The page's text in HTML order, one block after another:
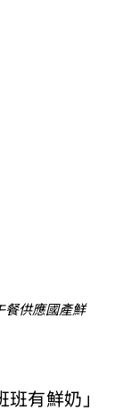
供應國產鮮
有鮮奶」